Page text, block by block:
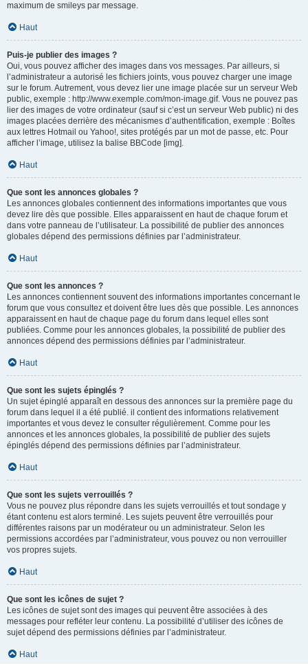
maximum de smileys par message.
Haut
Puis-je publier des images ?
Oui, vous pouvez afficher des images dans vos messages. Par ailleurs, si
l’administrateur a autorisé les fichiers joints, vous pouvez charger une image
sur le forum. Autrement, vous devez lier une image placée sur un serveur Web
public, exemple : http://www.exemple.com/mon-image.gif. Vous ne pouvez pas
lier des images de votre ordinateur (sauf si c’est un serveur Web public) ni des
images placées derrière des mécanismes d’authentification, exemple : Boîtes
aux lettres Hotmail ou Yahoo!, sites protégés par un mot de passe, etc. Pour
afficher l’image, utilisez la balise BBCode [img].
Haut
Que sont les annonces globales ?
Les annonces globales contiennent des informations importantes que vous
devez lire dès que possible. Elles apparaissent en haut de chaque forum et
dans votre panneau de l’utilisateur. La possibilité de publier des annonces
globales dépend des permissions définies par l’administrateur.
Haut
Que sont les annonces ?
Les annonces contiennent souvent des informations importantes concernant le
forum que vous consultez et doivent être lues dès que possible. Les annonces
apparaissent en haut de chaque page du forum dans lequel elles sont
publiées. Comme pour les annonces globales, la possibilité de publier des
annonces dépend des permissions définies par l’administrateur.
Haut
Que sont les sujets épinglés ?
Un sujet épinglé apparaît en dessous des annonces sur la première page du
forum dans lequel il a été publié. il contient des informations relativement
importantes et vous devez le consulter régulièrement. Comme pour les
annonces et les annonces globales, la possibilité de publier des sujets
épinglés dépend des permissions définies par l’administrateur.
Haut
Que sont les sujets verrouillés ?
Vous ne pouvez plus répondre dans les sujets verrouillés et tout sondage y
étant contenu est alors terminé. Les sujets peuvent être verrouillés pour
différentes raisons par un modérateur ou un administrateur. Selon les
permissions accordées par l’administrateur, vous pouvez ou non verrouiller
vos propres sujets.
Haut
Que sont les icônes de sujet ?
Les icônes de sujet sont des images qui peuvent être associées à des
messages pour refléter leur contenu. La possibilité d’utiliser des icônes de
sujet dépend des permissions définies par l’administrateur.
Haut